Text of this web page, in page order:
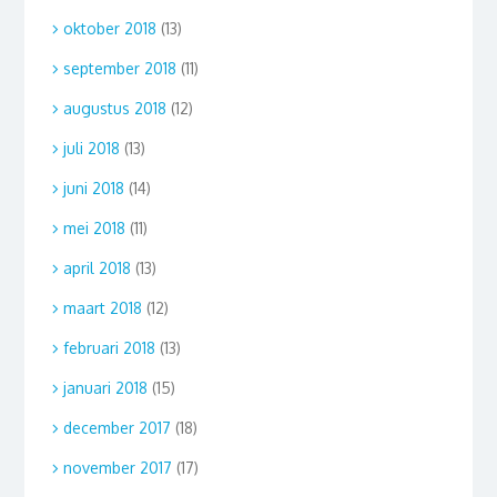
oktober 2018 (13)
september 2018 (11)
augustus 2018 (12)
juli 2018 (13)
juni 2018 (14)
mei 2018 (11)
april 2018 (13)
maart 2018 (12)
februari 2018 (13)
januari 2018 (15)
december 2017 (18)
november 2017 (17)